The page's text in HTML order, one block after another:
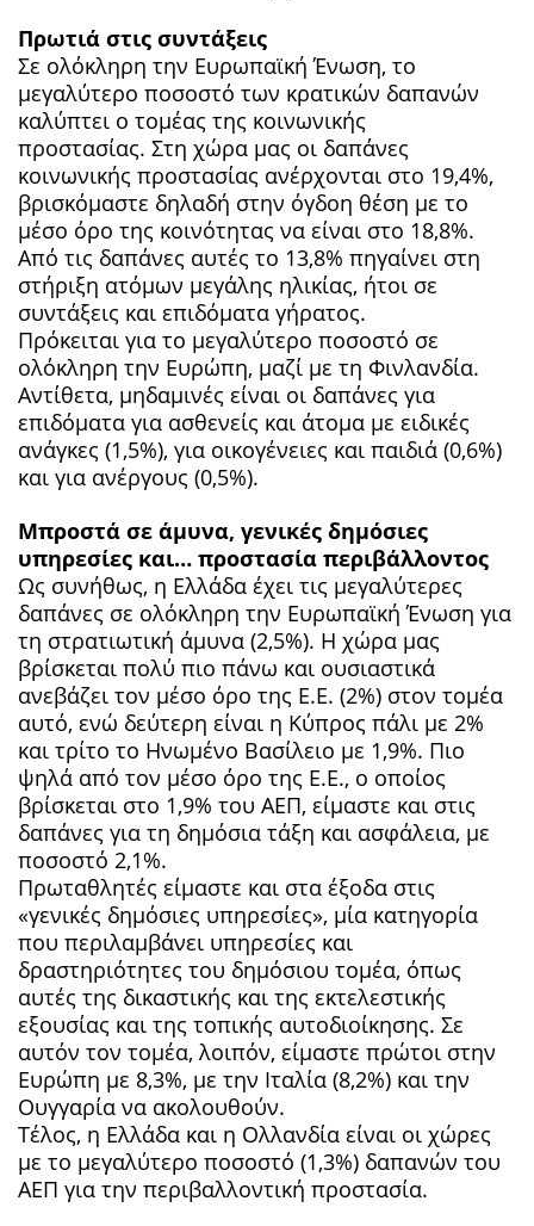
Πρωτιά στις συντάξεις
Σε ολόκληρη την Ευρωπαϊκή Ένωση, το
μεγαλύτερο ποσοστό των κρατικών δαπανών
καλύπτει ο τομέας της κοινωνικής
προστασίας. Στη χώρα μας οι δαπάνες
κοινωνικής προστασίας ανέρχονται στο 19,4%,
βρισκόμαστε δηλαδή στην όγδοη θέση με το
μέσο όρο της κοινότητας να είναι στο 18,8%.
Από τις δαπάνες αυτές το 13,8% πηγαίνει στη
στήριξη ατόμων μεγάλης ηλικίας, ήτοι σε
συντάξεις και επιδόματα γήρατος.
Πρόκειται για το μεγαλύτερο ποσοστό σε
ολόκληρη την Ευρώπη, μαζί με τη Φινλανδία.
Αντίθετα, μηδαμινές είναι οι δαπάνες για
επιδόματα για ασθενείς και άτομα με ειδικές
ανάγκες (1,5%), για οικογένειες και παιδιά (0,6%)
και για ανέργους (0,5%).
Μπροστά σε άμυνα, γενικές δημόσιες
υπηρεσίες και… προστασία περιβάλλοντος
Ως συνήθως, η Ελλάδα έχει τις μεγαλύτερες
δαπάνες σε ολόκληρη την Ευρωπαϊκή Ένωση για
τη στρατιωτική άμυνα (2,5%). Η χώρα μας
βρίσκεται πολύ πιο πάνω και ουσιαστικά
ανεβάζει τον μέσο όρο της Ε.Ε. (2%) στον τομέα
αυτό, ενώ δεύτερη είναι η Κύπρος πάλι με 2%
και τρίτο το Ηνωμένο Βασίλειο με 1,9%. Πιο
ψηλά από τον μέσο όρο της Ε.Ε., ο οποίος
βρίσκεται στο 1,9% του ΑΕΠ, είμαστε και στις
δαπάνες για τη δημόσια τάξη και ασφάλεια, με
ποσοστό 2,1%.
Πρωταθλητές είμαστε και στα έξοδα στις
«γενικές δημόσιες υπηρεσίες», μία κατηγορία
που περιλαμβάνει υπηρεσίες και
δραστηριότητες του δημόσιου τομέα, όπως
αυτές της δικαστικής και της εκτελεστικής
εξουσίας και της τοπικής αυτοδιοίκησης. Σε
αυτόν τον τομέα, λοιπόν, είμαστε πρώτοι στην
Ευρώπη με 8,3%, με την Ιταλία (8,2%) και την
Ουγγαρία να ακολουθούν.
Τέλος, η Ελλάδα και η Ολλανδία είναι οι χώρες
με το μεγαλύτερο ποσοστό (1,3%) δαπανών του
ΑΕΠ για την περιβαλλοντική προστασία.